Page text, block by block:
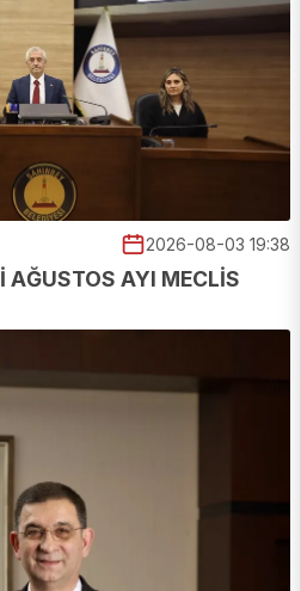
2026-08-03 19:38
AĞUSTOS AYI MECLİS